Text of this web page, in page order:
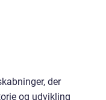
der
og udvikling